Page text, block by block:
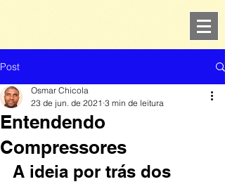
Post
Entendendo
Compressores
Osmar Chicola
23 de jun. de 2021 3 min de leitura
A ideia por trás dos